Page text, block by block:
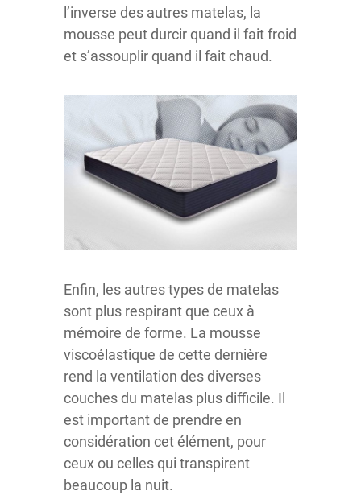
l’inverse des autres matelas, la
mousse peut durcir quand il fait froid
et s’assouplir quand il fait chaud.
Enfin, les autres types de matelas
sont plus respirant que ceux à
mémoire de forme. La mousse
viscoélastique de cette dernière
rend la ventilation des diverses
couches du matelas plus difficile. Il
est important de prendre en
considération cet élément, pour
ceux ou celles qui transpirent
beaucoup la nuit.